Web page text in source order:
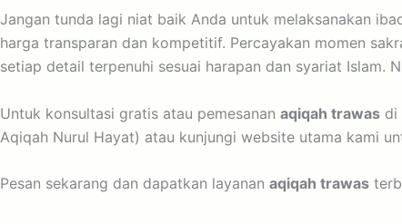
Jangan tunda lagi niat baik Anda untuk melaksanakan
harga transparan dan kompetitif. Percayakan momen
setiap detail terpenuhi sesuai harapan dan syariat Islam.
Untuk konsultasi gratis atau pemesanan aqiqah trawas di
Aqiqah Nurul Hayat) atau kunjungi website utama kami
Pesan sekarang dan dapatkan layanan aqiqah trawas